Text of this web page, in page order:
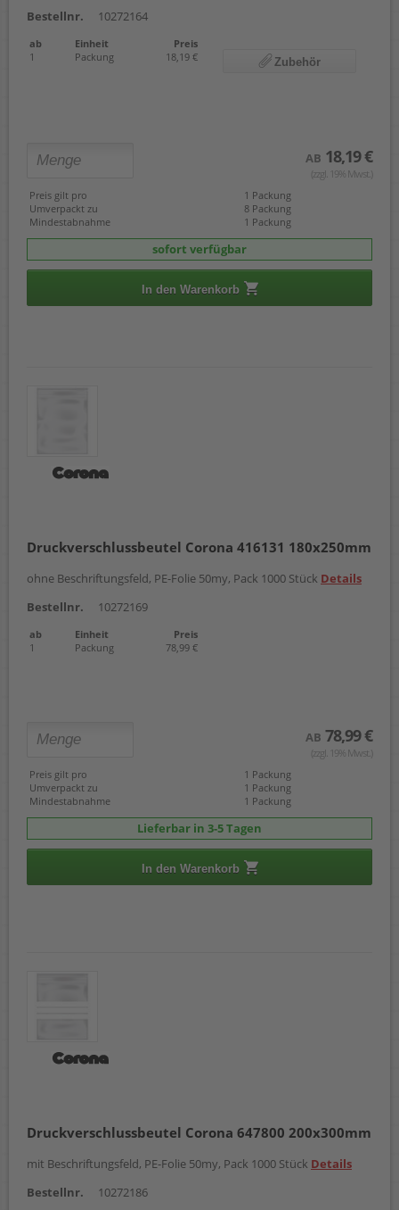
Bestellnr.
10272164
ab Einheit
Preis
1
Packung 18,19 € Zubehör
AB 18,19 €
(zzgl. 19% Mwst.)
Preis gilt pro
1 Packung
Umverpackt zu
8 Packung
Mindestabnahme
1 Packung
sofort verfügbar
In den Warenkorb
Druckverschlussbeutel Corona 416131 180x250mm
ohne Beschriftungsfeld, PE-Folie 50my, Pack 1000 Stück Details
Bestellnr.
10272169
ab Einheit
Preis
1
Packung 78,99 €
AB 78,99 €
(zzgl. 19% Mwst.)
Preis gilt pro
1 Packung
Umverpackt zu
1 Packung
Mindestabnahme
1 Packung
Lieferbar in 3-5 Tagen
In den Warenkorb
Druckverschlussbeutel Corona 647800 200x300mm
mit Beschriftungsfeld, PE-Folie 50my, Pack 1000 Stück Details
Bestellnr.
10272186